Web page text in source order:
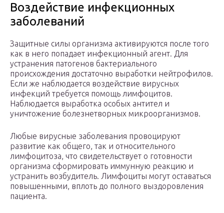
Воздействие инфекционных
заболеваний
Защитные силы организма активируются после того
как в него попадает инфекционный агент. Для
устранения патогенов бактериального
происхождения достаточно выработки нейтрофилов.
Если же наблюдается воздействие вирусных
инфекций требуется помощь лимфоцитов.
Наблюдается выработка особых антител и
уничтожение болезнетворных микроорганизмов.
Любые вирусные заболевания провоцируют
развитие как общего, так и относительного
лимфоцитоза, что свидетельствует о готовности
организма сформировать иммунную реакцию и
устранить возбудитель. Лимфоциты могут оставаться
повышенными, вплоть до полного выздоровления
пациента.